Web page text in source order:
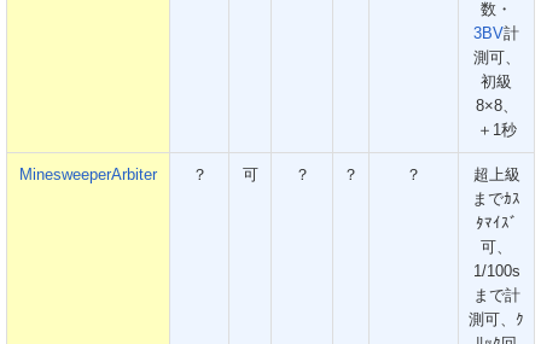
数・
3BV計
測可、
初級
8×8、
＋1秒
MinesweeperArbiter ？ 可 ？ ？ ？
超上級
までｶｽ
ﾀﾏｲｽﾞ
可、
1/100s
まで計
測可、ｸ